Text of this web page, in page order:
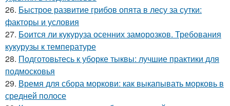
26. Быстрое развитие грибов опята в лесу за сутки:
факторы и условия
27. Боится ли кукуруза осенних заморозков. Требования
кукурузы к температуре
28. Подготовьтесь к уборке тыквы: лучшие практики для
подмосковья
29. Время для сбора моркови: как выкапывать морковь в
средней полосе